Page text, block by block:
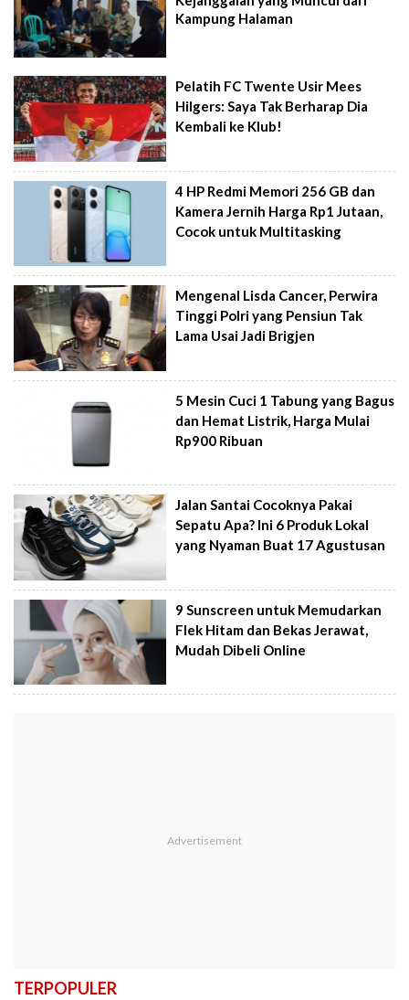
Kampung Halaman
Pelatih FC Twente Usir Mees
Hilgers: Saya Tak Berharap Dia
Kembali ke Klub!
4 HP Redmi Memori 256 GB dan
Kamera Jernih Harga Rp1 Jutaan,
Cocok untuk Multitasking
Mengenal Lisda Cancer, Perwira
Tinggi Polri yang Pensiun Tak
Lama Usai Jadi Brigjen
5 Mesin Cuci 1 Tabung yang Bagus
dan Hemat Listrik, Harga Mulai
Rp900 Ribuan
Jalan Santai Cocoknya Pakai
Sepatu Apa? Ini 6 Produk Lokal
yang Nyaman Buat 17 Agustusan
9 Sunscreen untuk Memudarkan
Flek Hitam dan Bekas Jerawat,
Mudah Dibeli Online
TERPOPULER